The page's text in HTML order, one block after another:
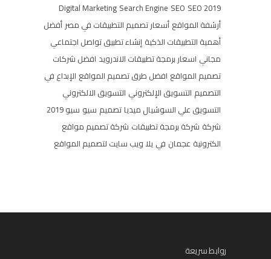
Digital Marketing Search Engine SEO SEO 2019
أرشفة المواقع أسعار تصميم التطبيقات في مصر أفضل
أهمية التطبيقات الذكية إنشاء تطبيق تواصل اجتماعي
مجاني اسعار برمجة تطبيقات الاندرويد افضل شركات
تصميم المواقع افضل طرق تصميم المواقع الإبداع في
التصميم التسويق الإلكتروني التسويق الالكتروني
التسويق علي السوشيال ميديا تصميم سيو سيو 2019
شركة شركة برمجة تطبيقات شركة تصميم مواقع
الكترونية عجمان في يلا ويب سايت لتصميم المواقع
روابط سريعة